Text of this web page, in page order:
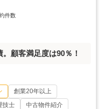
件数
顧客満足度は90％！
創業20年以上
技士 中古物件紹介